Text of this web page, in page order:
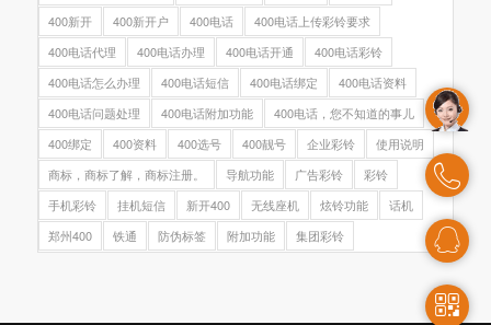
400新开
400新开户 400电话
400电话上传彩铃要求
400电话代理
400电话办理 400电话开通
400电话彩铃
400电话怎么办理
400电话短信 400电话绑定
400电话资料
400电话问题处理
400电话附加功能
400电话，您不知道的事儿
400绑定
400资料 400选号 400靓号 企业彩铃
使用说明
商标，商标了解，商标注册。
导航功能 广告彩铃
彩铃
手机彩铃
挂机短信 新开400 无线座机 炫铃功能
话机
郑州400
铁通 防伪标签 附加功能 集团彩铃